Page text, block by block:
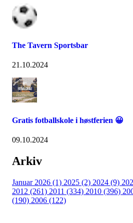
The Tavern Sportsbar
21.10.2024
Gratis fotballskole i høstferien 😀
09.10.2024
Arkiv
Januar 2026 (1) 2025 (2) 2024 (9)
2012 (261) 2011 (334) 2010 (396)
(190) 2006 (122)